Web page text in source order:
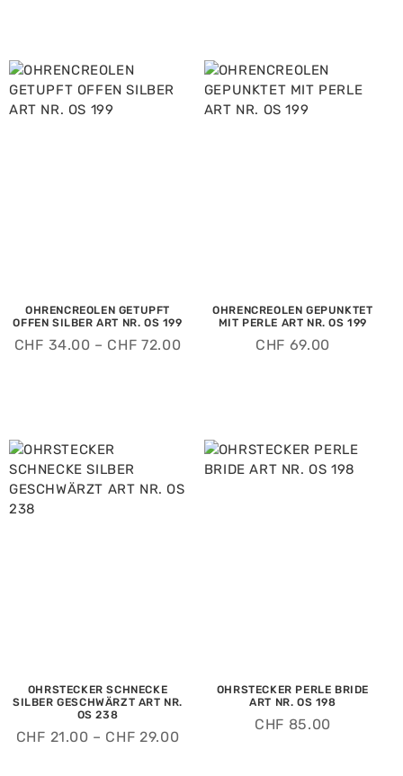
OHRENCREOLEN GETUPFT
OFFEN SILBER ART NR. OS 199
CHF 34.00 – CHF 72.00
OHRENCREOLEN GEPUNKTET
MIT PERLE ART NR. OS 199
CHF 69.00
OHRSTECKER SCHNECKE
SILBER GESCHWÄRZT ART NR.
OS 238
CHF 21.00 – CHF 29.00
OHRSTECKER PERLE BRIDE
ART NR. OS 198
CHF 85.00